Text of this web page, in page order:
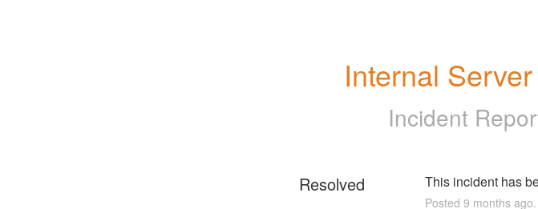
Internal
Incident
Resolved This incident has
Posted 9 months ago.